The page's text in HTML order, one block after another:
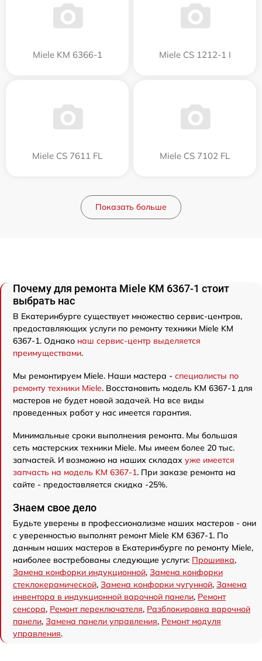
Miele KM 6366-1 Miele CS 1212-1 I
Miele CS 7611 FL Miele CS 7102 FL
Показать больше
Почему для ремонта Miele KM 6367-1 стоит
выбрать нас
В Екатеринбурге существует множество сервис-центров,
предоставляющих услуги по ремонту техники Miele KM
6367-1. Однако наш сервис-центр выделяется
преимуществами.
Мы ремонтируем Miele. Наши мастера - специалисты по
ремонту техники Miele. Восстановить модель KM 6367-1 для
мастеров не будет новой задачей. На все виды
проведенных работ у нас имеется гарантия.
Минимальные сроки выполнения ремонта. Мы большая
сеть мастерских техники Miele. Мы имеем более 20 тыс.
запчастей. И возможно на наших складах уже имеется
запчасть на модель KM 6367-1. При заказе ремонта на
сайте - предоставляется скидка -25%.
Знаем свое дело
Будьте уверены в профессионализме наших мастеров - они
с уверенностью выполнят ремонт Miele KM 6367-1. По
данным наших мастеров в Екатеринбурге по ремонту Miele,
наиболее востребованы следующие услуги: Прошивка,
Замена конфорки индукционной, Замена конфорки
стеклокерамической, Замена конфорки чугунной, Замена
инвентора в индукционной варочной панели, Ремонт
сенсора, Ремонт переключателя, Разблокировка варочной
панели, Замена панели управления, Ремонт модуля
управления.